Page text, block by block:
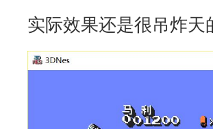
实际效果还是很吊炸天